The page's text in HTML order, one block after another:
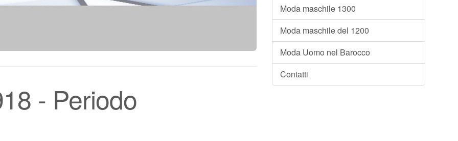
- Periodo
Moda maschile 1300
Moda maschile del 1200
Moda Uomo nel Barocco
Contatti